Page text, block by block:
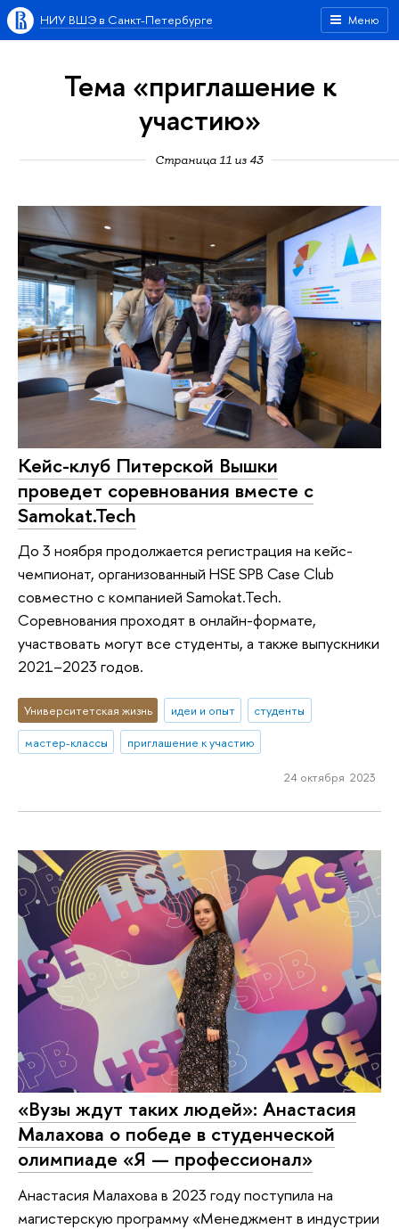
Меню
НИУ ВШЭ в Санкт-Петербурге
Тема «приглашение к
участию»
Страница 11 из 43
Кейс-клуб Питерской Вышки
проведет соревнования вместе с
Samokat.Tech
До 3 ноября продолжается регистрация на кейс-
чемпионат, организованный HSE SPB Case Club
совместно с компанией Samokat.Tech.
Соревнования проходят в онлайн-формате,
участвовать могут все студенты, а также выпускники
2021–2023 годов.
Университетская жизнь идеи и опыт
студенты
мастер-классы
приглашение к участию
24 октября 2023
«Вузы ждут таких людей»: Анастасия
Малахова о победе в студенческой
олимпиаде «Я — профессионал»
Анастасия Малахова в 2023 году поступила на
магистерскую программу «Менеджмент в индустрии